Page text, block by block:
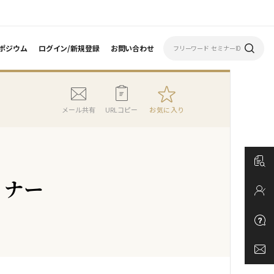
ジウム ログイン/新規登録 お問い合わせ
メール共有 URLコピー お気に入り
ー